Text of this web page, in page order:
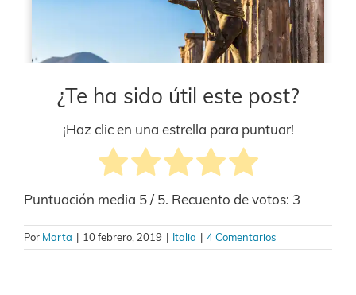
¿Te ha sido útil este post?
¡Haz clic en una estrella para puntuar!
Puntuación media 5/ 5. Recuento de votos: 3
Por Marta | 10 febrero, 2019 | Italia | 4 Comentarios